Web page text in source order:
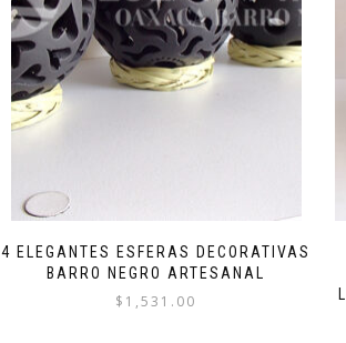
4 ELEGANTES ESFERAS DECORATIVAS
BARRO NEGRO ARTESANAL
$ 1,531.00